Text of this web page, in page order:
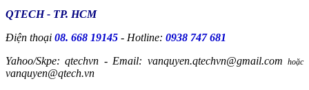
QTECH - TP. HCM
Điện thoại 08. 668 19145 - Hotline: 0938 747 681
Yahoo/Skpe: qtechvn - Email: vanquyen.qtechvn@gmail.com hoặc
vanquyen@qtech.vn